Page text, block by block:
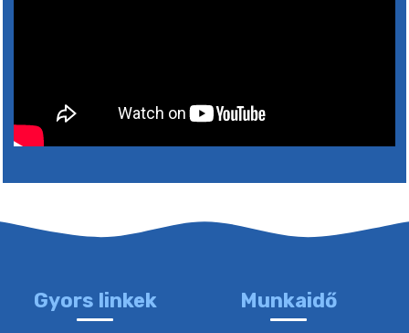
2. augusztus 2026 15:30
20. július 2026 12:40
Gyors linkek Munkaidő